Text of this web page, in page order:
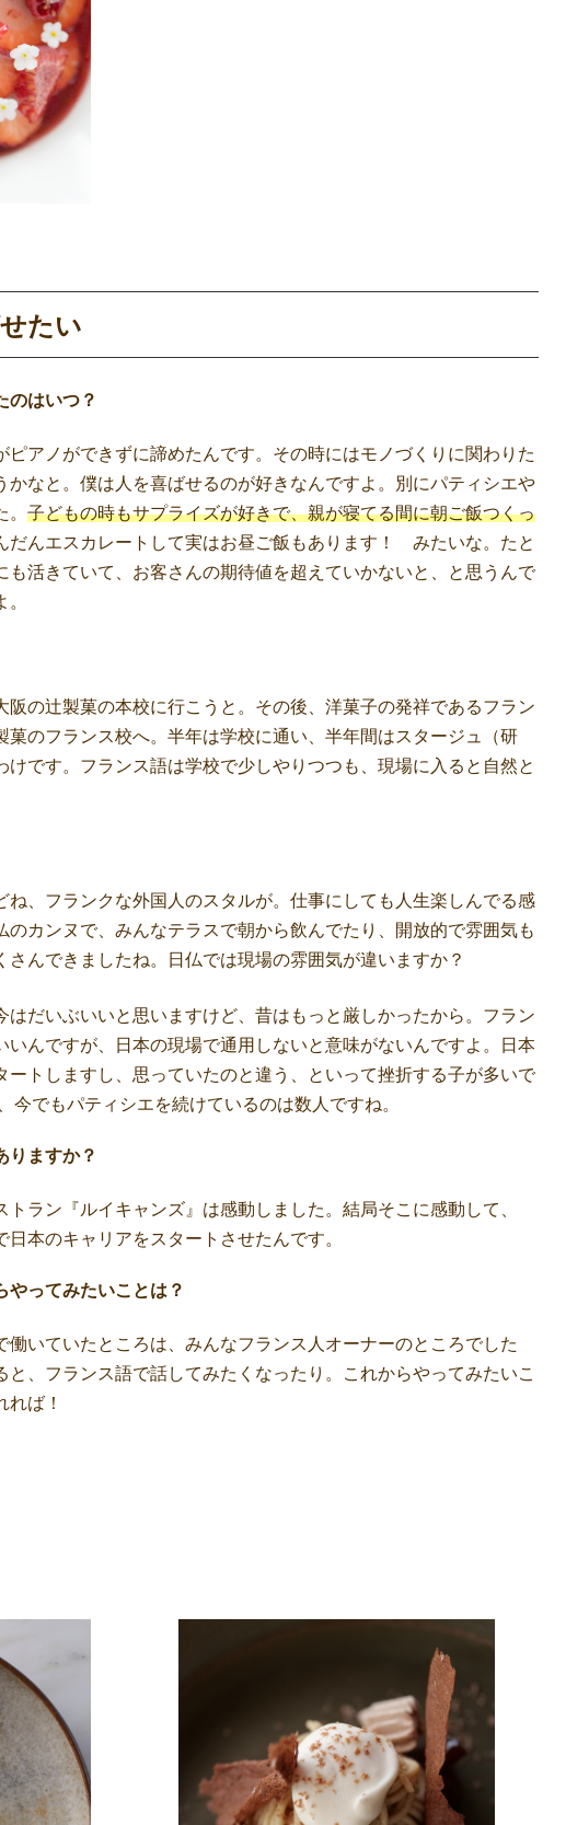
たい
のはいつ？
アノができずに諦めたんです。その時にはモノづくりに関わりた
かなと。僕は人を喜ばせるのが好きなんですよ。別にパティシエや
子どもの時もサプライズが好きで、親が寝てる間に朝ご飯つくっ
だんエスカレートして実はお昼ご飯もあります！ みたいな。たと
も活きていて、お客さんの期待値を超えていかないと、と思うんで
阪の辻製菓の本校に行こうと。その後、洋菓子の発祥であるフラン
菓のフランス校へ。半年は学校に通い、半年間はスタージュ（研
です。フランス語は学校で少しやりつつも、現場に入ると自然と
ね、フランクな外国人のスタルが。仕事にしても人生楽しんでる感
のカンヌで、みんなテラスで朝から飲んでたり、開放的で雰囲気も
んできましたね。日仏では現場の雰囲気が違いますか？
はだいぶいいと思いますけど、昔はもっと厳しかったから。フラン
いんですが、日本の現場で通用しないと意味がないんですよ。日本
ートしますし、思っていたのと違う、といって挫折する子が多いで
今でもパティシエを続けているのは数人ですね。
りますか？
ラン『ルイキャンズ』は感動しました。結局そこに感動して、
日本のキャリアをスタートさせたんです。
やってみたいことは？
働いていたところは、みんなフランス人オーナーのところでした
と、フランス語で話してみたくなったり。これからやってみたいこ
ば！